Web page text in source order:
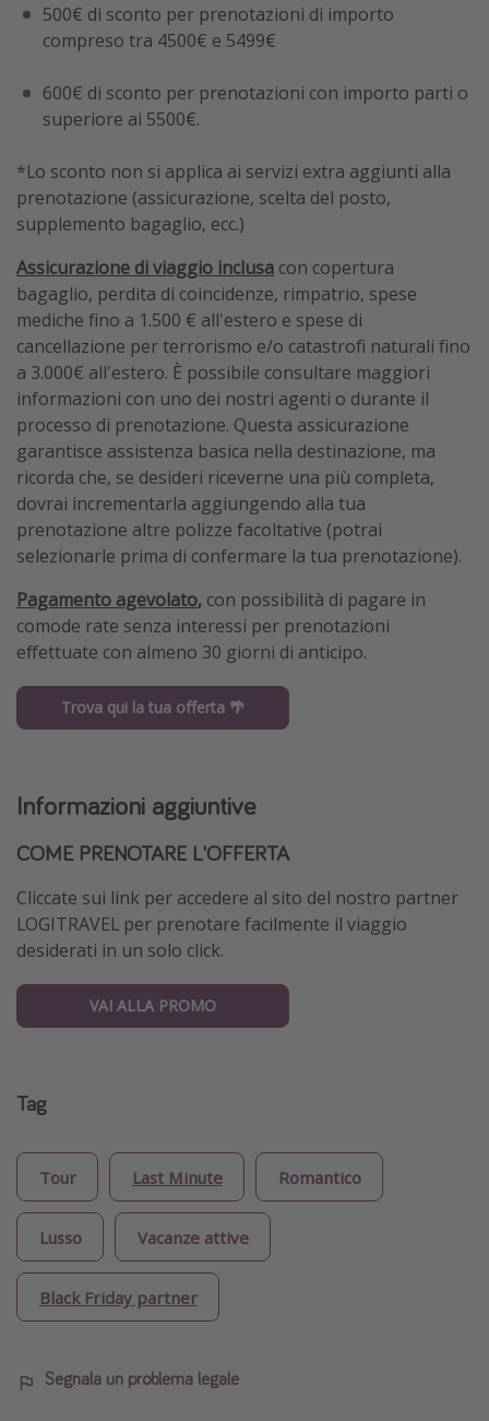
500€ di sconto per prenotazioni di importo
compreso tra 4500€ e 5499€
600€ di sconto per prenotazioni con importo parti o
superiore ai 5500€.
*Lo sconto non si applica ai servizi extra aggiunti alla
prenotazione (assicurazione, scelta del posto,
supplemento bagaglio, ecc.)
Assicurazione di viaggio inclusa con copertura
bagaglio, perdita di coincidenze, rimpatrio, spese
mediche fino a 1.500 € all'estero e spese di
cancellazione per terrorismo e/o catastrofi naturali fino
a 3.000€ all'estero. È possibile consultare maggiori
informazioni con uno dei nostri agenti o durante il
processo di prenotazione. Questa assicurazione
garantisce assistenza basica nella destinazione, ma
ricorda che, se desideri riceverne una più completa,
dovrai incrementarla aggiungendo alla tua
prenotazione altre polizze facoltative (potrai
selezionarle prima di confermare la tua prenotazione).
Pagamento agevolato, con possibilità di pagare in
comode rate senza interessi per prenotazioni
effettuate con almeno 30 giorni di anticipo.
Trova qui la tua offerta 🌴
Informazioni aggiuntive
COME PRENOTARE L'OFFERTA
Cliccate sui link per accedere al sito del nostro partner
LOGITRAVEL per prenotare facilmente il viaggio
desiderati in un solo click.
VAI ALLA PROMO
Tag
Tour Last Minute Romantico
Lusso Vacanze attive
Black Friday partner
Segnala un problema legale